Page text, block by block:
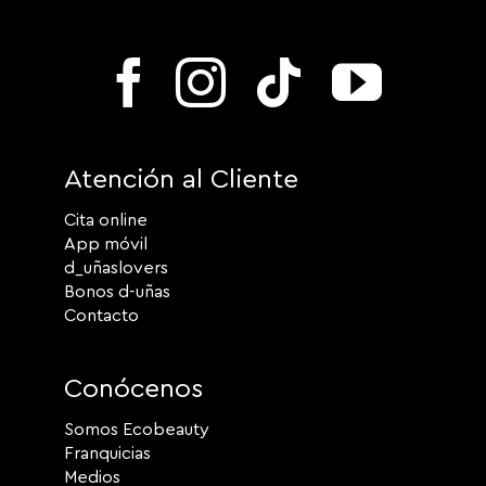
Atención al Cliente
Cita online
App móvil
d_uñaslovers
Bonos d-uñas
Contacto
Conócenos
Somos Ecobeauty
Franquicias
Medios